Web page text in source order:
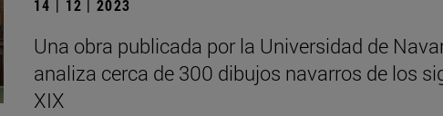
14 | 12 | 2023
Una obra publicada por la Universidad de
analiza cerca de 300 dibujos navarros de los
XIX